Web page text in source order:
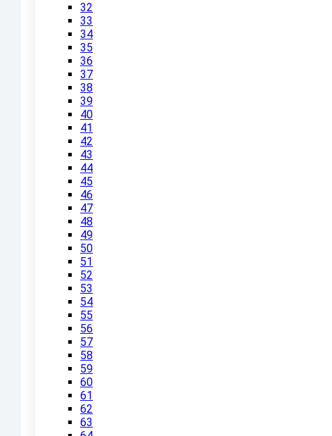
32
33
34
35
36
37
38
39
40
41
42
43
44
45
46
47
48
49
50
51
52
53
54
55
56
57
58
59
60
61
62
63